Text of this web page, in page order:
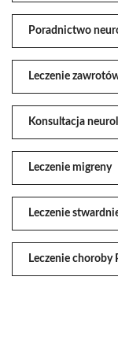
Poradnictwo
Leczenie
Konsultacja
Leczenie migreny
Leczenie
Leczenie choroby